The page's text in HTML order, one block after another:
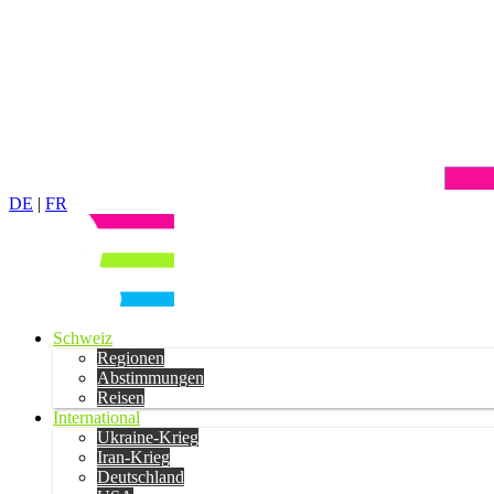
DE | FR
Schweiz
Regionen
Abstimmungen
Reisen
International
Ukraine-Krieg
Iran-Krieg
Deutschland